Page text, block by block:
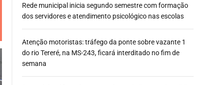
Rede municipal inicia segundo semestre com formação
dos servidores e atendimento psicológico nas escolas
Atenção motoristas: tráfego da ponte sobre vazante 1
do rio Tereré, na MS-243, ficará interditado no fim de
semana